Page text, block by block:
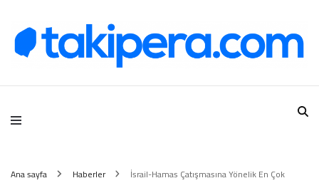
Takipera Dijital Hizmetler
Ana sayfa Haberler
İsrail-Hamas Çatışmasına Yönelik En Çok